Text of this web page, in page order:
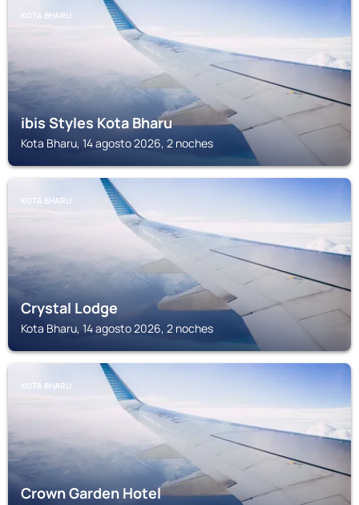
KOTA BHARU
ibis Styles Kota Bharu
Kota Bharu, 14 agosto 2026, 2 noches
KOTA BHARU
Crystal Lodge
Kota Bharu, 14 agosto 2026, 2 noches
KOTA BHARU
Crown Garden Hotel